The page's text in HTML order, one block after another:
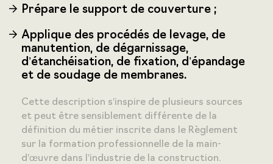
Prépare le support de couverture ;
Applique des procédés de levage, de
manutention, de dégarnissage,
d’étanchéisation, de fixation, d’épandage
et de soudage de membranes.
Cette description s’inspire de plusieurs sources
et peut être sensiblement différente de la
définition du métier inscrite dans le Règlement
sur la formation professionnelle de la main-
d’œuvre dans l’industrie de la construction.